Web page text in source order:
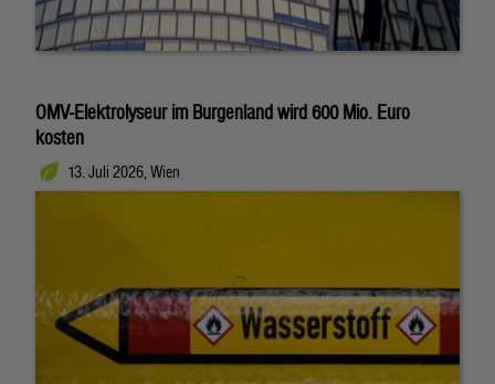
OMV-Elektrolyseur im Burgenland wird 600 Mio. Euro
kosten
13. Juli 2026, Wien